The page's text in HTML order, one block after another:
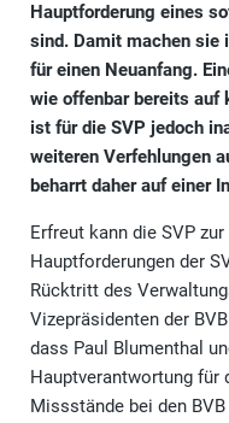
Hauptforderung eines
sind. Damit machen sie
für einen Neuanfang.
wie offenbar bereits auf
ist für die SVP jedoch
weiteren Verfehlungen
beharrt daher auf einer
Erfreut kann die SVP
Hauptforderungen der
Rücktritt des
Vizepräsidenten der
dass Paul Blumenthal
Hauptverantwortung für
Missstände bei den